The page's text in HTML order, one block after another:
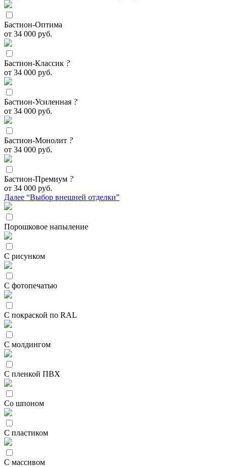
Бастион-Оптима
от 34 000 руб.
Бастион-Классик ?
от 34 000 руб.
Бастион-Усиленная ?
от 34 000 руб.
Бастион-Монолит ?
от 34 000 руб.
Бастион-Премиум ?
от 34 000 руб.
Далее “Выбор внешней отделки”
Порошковое напыление
С рисунком
С фотопечатью
С покраской по RAL
С молдингом
С пленкой ПВХ
Со шпоном
С пластиком
С массивом